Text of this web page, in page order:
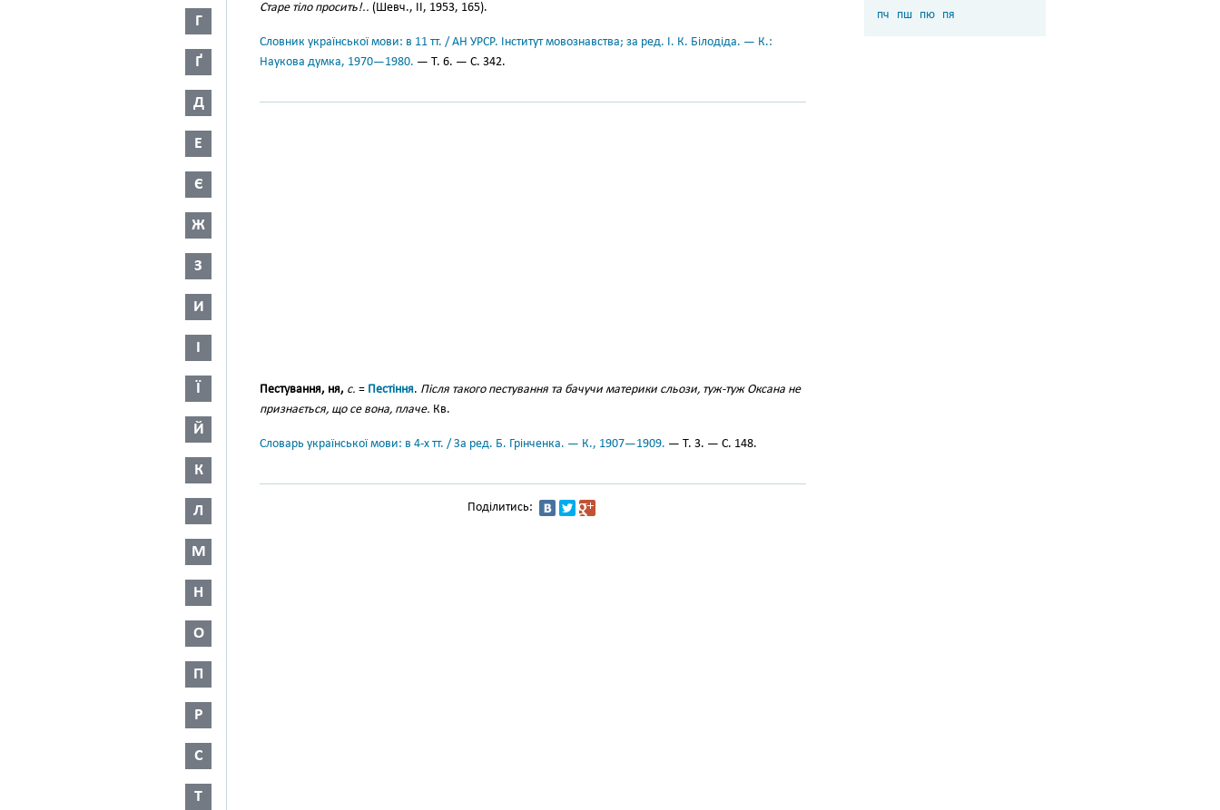
Г
Ґ
Д
Е
Є
Ж
З
И
І
Ї
Й
К
Л
М
Н
О
П
Р
С
Т
Старе тіло просить!.. (Шевч., II, 1953, 165).
Словник української мови: в 11 тт. / АН УРСР. Інститут мовознавства; за ред. І. К. Білодіда. — К.:
Наукова думка, 1970—1980. — Т. 6. — С. 342.
Пестування, ня, с. = Пестіння. Після такого пестування та бачучи материки сльози, туж-туж Оксана не
признається, що се вона, плаче. Кв.
Словарь української мови: в 4-х тт. / За ред. Б. Грінченка. — К., 1907—1909. — Т. 3. — С. 148.
Поділитись:
пч
пш пю пя